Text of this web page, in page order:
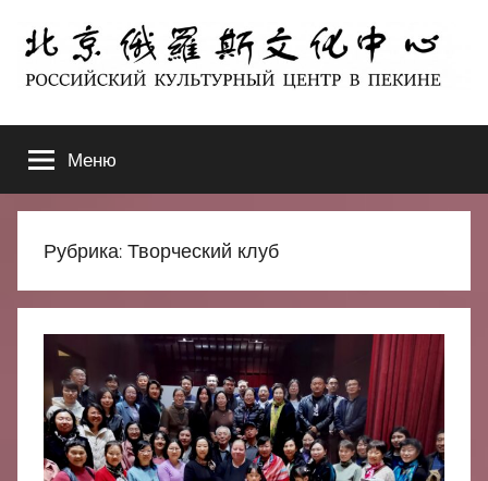
содержимому
北
京
俄
罗
斯
文
化
ЦЕНТР
В
ПЕКИНЕ
Меню
Рубрика: Творческий клуб